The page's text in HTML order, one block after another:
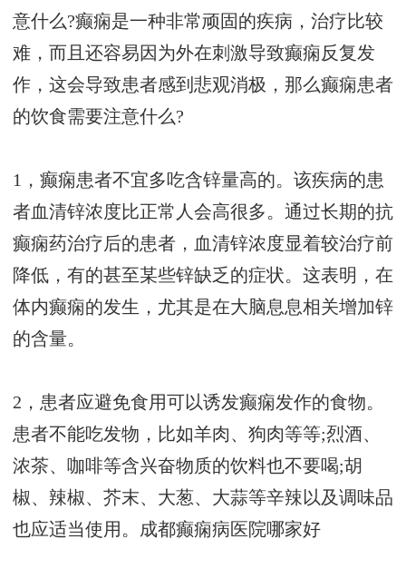
意什么?癫痫是一种非常顽固的疾病，治疗比较
难，而且还容易因为外在刺激导致癫痫反复发
作，这会导致患者感到悲观消极，那么癫痫患者
的饮食需要注意什么?
1，癫痫患者不宜多吃含锌量高的。该疾病的患
者血清锌浓度比正常人会高很多。通过长期的抗
癫痫药治疗后的患者，血清锌浓度显着较治疗前
降低，有的甚至某些锌缺乏的症状。这表明，在
体内癫痫的发生，尤其是在大脑息息相关增加锌
的含量。
2，患者应避免食用可以诱发癫痫发作的食物。
患者不能吃发物，比如羊肉、狗肉等等;烈酒、
浓茶、咖啡等含兴奋物质的饮料也不要喝;胡
椒、辣椒、芥末、大葱、大蒜等辛辣以及调味品
也应适当使用。 成都癫痫病医院哪家好